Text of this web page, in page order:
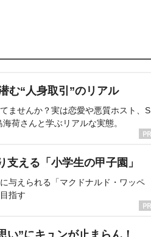
む“人身取引”のリアル
ませんか？実は恋愛や悪質ホスト、S
荷さんと学ぶリアルな実態。
える「小学生の甲子園」
与えられる「マクドナルド・ワッペ
指す
”にキュンが止まらん！